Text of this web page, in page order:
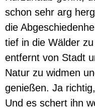
schon sehr arg
die
tief in die Wälder
entfernt von Stadt
Natur zu widmen
genießen. Ja
Und es schert ihn